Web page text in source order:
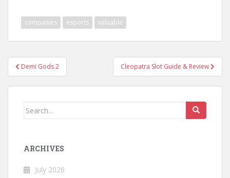
companies esports valuable
Post
navigation
Demi Gods 2 Cleopatra Slot Guide & Review
Search
ARCHIVES
July 2026